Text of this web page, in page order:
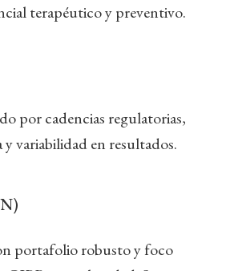
terapéutico y preventivo.
por cadencias regulatorias,
variabilidad en resultados.
portafolio robusto y foco